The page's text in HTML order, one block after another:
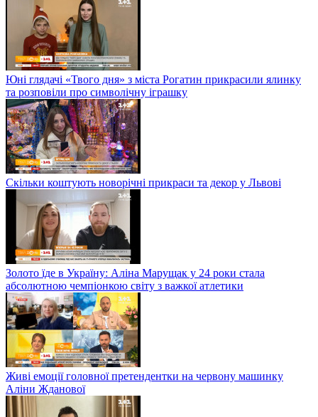
Юні глядачі «Твого дня» з міста Рогатин прикрасили ялинку
та розповіли про символічну іграшку
Скільки коштують новорічні прикраси та декор у Львові
Золото їде в Україну: Аліна Марущак у 24 роки стала
абсолютною чемпіонкою світу з важкої атлетики
Живі емоції головної претендентки на червону машинку
Аліни Жданової